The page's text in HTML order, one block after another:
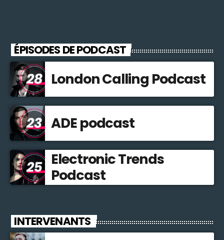
ÉPISODES DE PODCAST
London Calling Podcast
ADE podcast
Electronic Trends
Podcast
INTERVENANTS